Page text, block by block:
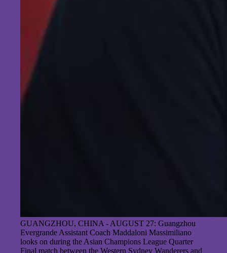
GUANGZHOU, CHINA - AUGUST 27: Guangzhou
Evergrande Assistant Coach Maddaloni Massimiliano
looks on during the Asian Champions League Quarter
Final match between the Western Sydney Wanderers and